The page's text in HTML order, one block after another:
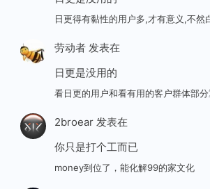
日更得有黏性的用户多,才有意义,不然
劳动者发表在
日更是没用的
看日更的用户和看有用的客户群体部分
2broear发表在
你只是打个工而已
money到位了，能化解99的家文化